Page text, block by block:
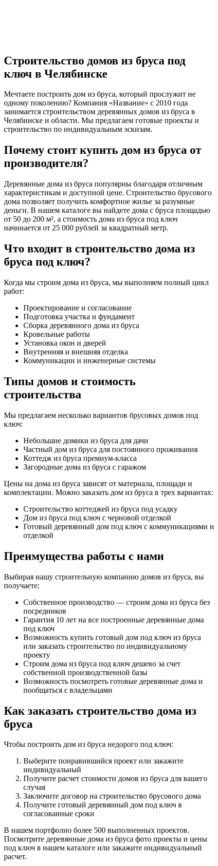
Строительство домов из бруса под
ключ в Челябинске
Мечтаете построить дом из бруса, который прослужит не
одному поколению? Компания «Название» с 2010 года
занимается строительством деревянных домов из бруса в
Челябинске и области. Мы предлагаем готовые проекты и
строительство по индивидуальным эскизам.
Почему стоит купить дом из бруса от
производителя?
Деревянные дома из бруса популярны благодаря отличным
характеристикам и доступной цене. Строительство брусового
дома позволяет получить комфортное жилье за разумные
деньги. В нашем каталоге вы найдете дома с бруса площадью
от 50 до 200 м², а стоимость дома из бруса под ключ
начинается от 25 000 рублей за квадратный метр.
Что входит в строительство дома из
бруса под ключ?
Когда мы строим дома из бруса, мы выполняем полный цикл
работ:
Проектирование и согласование
Подготовка участка и фундамент
Сборка деревянного дома из бруса
Кровельные работы
Установка окон и дверей
Внутренняя и внешняя отделка
Коммуникации и инженерные системы
Типы домов и стоимость
строительства
Мы предлагаем несколько вариантов брусовых домов под
ключ:
Небольшие домики из бруса для дачи
Частный дом из бруса для постоянного проживания
Коттедж из бруса премиум-класса
Загородные дома из бруса с гаражом
Цены на дома из бруса зависят от материала, площади и
комплектации. Можно заказать дом из бруса в трех вариантах:
Строительство коттеджей из бруса под усадку
Дом из бруса под ключ с черновой отделкой
Готовый деревянный дом под ключ с коммуникациями и
отделкой
Преимущества работы с нами
Выбирая нашу строительную компанию домов из бруса, вы
получаете:
Собственное производство — строим дома из бруса без
посредников
Гарантия 10 лет на все построенные деревянные дома
под ключ
Возможность купить готовый дом под ключ из бруса
или заказать строительство по индивидуальному
проекту
Строим дома из бруса под ключ дешево за счет
собственной производственной базы
Возможность посмотреть готовые деревянные дома и
пообщаться с владельцами
Как заказать строительство дома из
бруса
Чтобы построить дом из бруса недорого под ключ:
Выберите понравившийся проект или закажите
индивидуальный
Получите расчет стоимости домов из бруса для вашего
случая
Заключите договор на строительство брусового дома
Получите готовый деревянный дом под ключ в
согласованные сроки
В нашем портфолио более 500 выполненных проектов.
Посмотрите деревянные дома из бруса фото проекты и цены
под ключ в нашем каталоге или закажите индивидуальный
расчет.